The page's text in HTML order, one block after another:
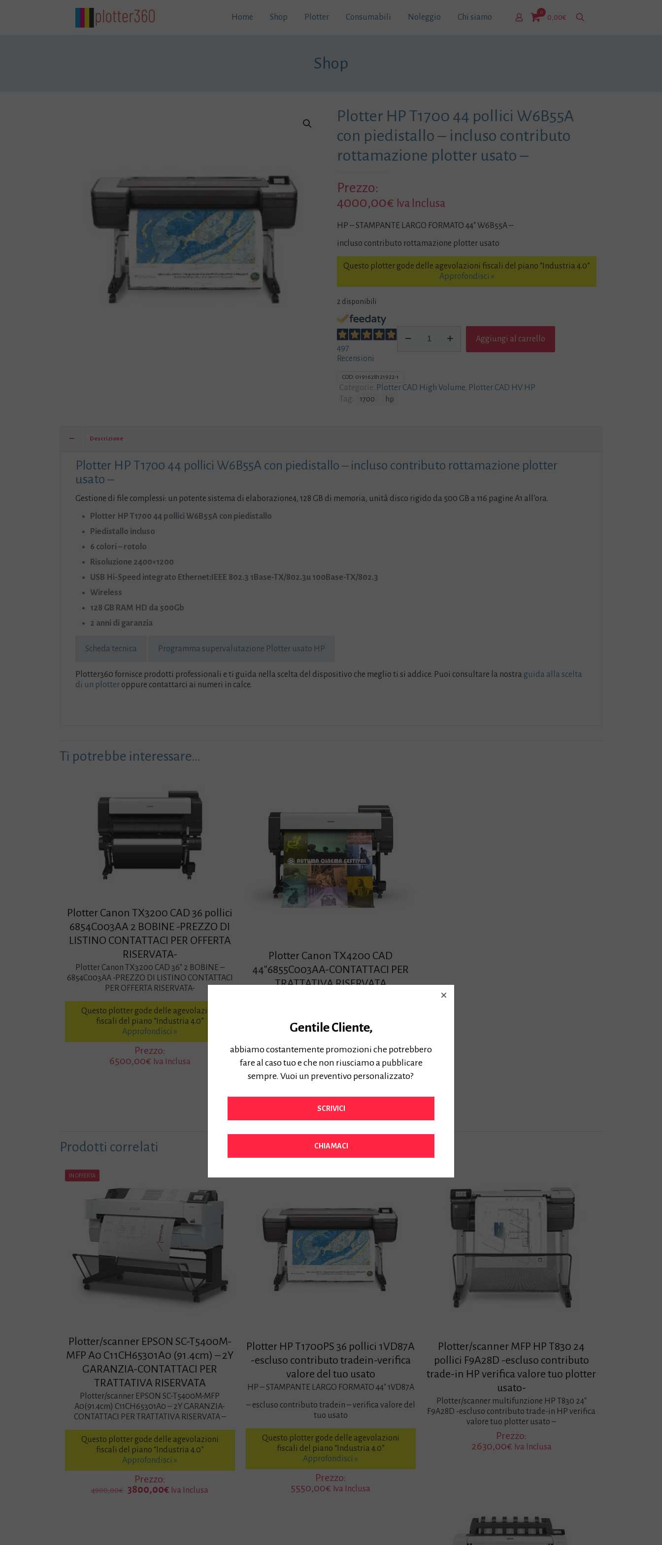
Home Shop Plotter Consumabili Noleggio Chi siamo
0
0,00€
Shop
Plotter HP T1700 44 pollici W6B55A
con piedistallo – incluso contributo
rottamazione plotter usato –
Prezzo:
4000,00€ Iva Inclusa
HP – STAMPANTE LARGO FORMATO 44″ W6B55A –
incluso contributo rottamazione plotter usato
Questo plotter gode delle agevolazioni fiscali del piano “Industria 4.0”
Approfondisci »
2 disponibili
497
Recensioni
HP
W6B55A
con
usato
Aggiungi al carrello
COD: 0191628121922-1
Categorie: Plotter CAD High Volume, Plotter CAD HV HP
Tag:
1700 hp
Descrizione
Plotter HP T1700 44 pollici W6B55A con piedistallo – incluso contributo rottamazione plotter
usato –
Gestione di file complessi: un potente sistema di elaborazione4, 128 GB di memoria, unità disco rigido da 500 GB a 116 pagine A1 all’ora.
Plotter HP T1700 44 pollici W6B55A con piedistallo
Piedistallo incluso
6 colori – rotolo
Risoluzione 2400×1200
USB Hi-Speed integrato Ethernet:IEEE 802.3 1Base-TX/802.3u 100Base-TX/802.3
Wireless
128 GB RAM HD da 500Gb
2 anni di garanzia
Scheda tecnica Programma supervalutazione Plotter usato HP
Plotter360 fornisce prodotti professionali e ti guida nella scelta del dispositivo che meglio ti si addice. Puoi consultare la nostra guida alla scelta
di un plotteroppure contattarci ai numeri in calce.
Ti potrebbe interessare…
Plotter Canon TX3200 CAD 36 pollici
6854C003AA 2 BOBINE -PREZZO DI
LISTINO CONTATTACI PER OFFERTA
RISERVATA-
Plotter Canon TX3200 CAD 36″ 2 BOBINE –
6854C003AA -PREZZO DI LISTINO CONTATTACI
PER OFFERTA RISERVATA-
Questo plotter gode delle agevolazioni
fiscali del piano “Industria 4.0”
Approfondisci »
Prezzo:
6500,00€ Iva Inclusa
Plotter Canon TX4200 CAD
44″6855C003AA-CONTATTACI PER
TRATTATIVA RISERVATA
fiscali del piano “Industria 4.0”
Approfondisci »
Prezzo:
Prodotti correlati
IN OFFERTA
Plotter/scanner EPSON SC-T5400M-
MFP A0 C11CH65301A0 (91.4cm) – 2Y
GARANZIA-CONTATTACI PER
TRATTATIVA RISERVATA
Plotter/scanner EPSON SC-T5400M-MFP
A0(91.4cm) C11CH65301A0 – 2Y GARANZIA-
CONTATTACI PER TRATTATIVA RISERVATA –
Questo plotter gode delle agevolazioni
fiscali del piano “Industria 4.0”
Approfondisci »
Prezzo:
4900,00€ Il
3800,00€IlIva Inclusa
Plotter HP T1700PS 36 pollici 1VD87A
-escluso contributo tradein-verifica
valore del tuo usato
HP – STAMPANTE LARGO FORMATO 44″ 1VD87A
– escluso contributo tradein – verifica valore del
tuo usato
Questo plotter gode delle agevolazioni
fiscali del piano “Industria 4.0”
Approfondisci »
Prezzo:
5550,00€ Iva Inclusa
Plotter/scanner MFP HP T830 24
pollici F9A28D -escluso contributo
trade-in HP verifica valore tuo plotter
usato-
Plotter/scanner multifunzione HP T830 24″
F9A28D -escluso contributo trade-in HP verifica
valore tuo plotter usato –
Prezzo:
2630,00€ Iva Inclusa
Gentile Cliente,
abbiamo costantemente promozioni che potrebbero
fare al caso tuo e che non riusciamo a pubblicare
sempre. Vuoi un preventivo personalizzato?
SCRIVICI
CHIAMACI